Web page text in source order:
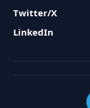
Twitter/X
LinkedIn